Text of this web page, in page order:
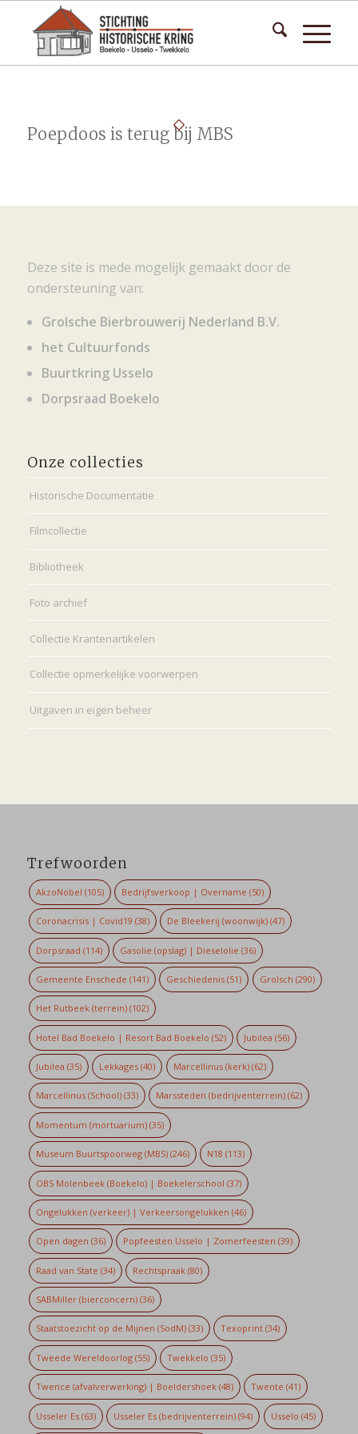
Poepdoos is terug bij MBS
Deze site is mede mogelijk gemaakt door de
ondersteuning van:
Grolsche Bierbrouwerij Nederland B.V.
het Cultuurfonds
Buurtkring Usselo
Dorpsraad Boekelo
Onze collecties
Historische Documentatie
Filmcollectie
Bibliotheek
Foto archief
Collectie Krantenartikelen
Collectie opmerkelijke voorwerpen
Uitgaven in eigen beheer
Trefwoorden
AkzoNobel (105) Bedrijfsverkoop | Overname (50)
Coronacrisis | Covid19 (38) De Bleekerij (woonwijk) (47)
Dorpsraad (114) Gasolie (opslag) | Dieselolie (36)
Gemeente Enschede (141) Geschiedenis (51) Grolsch (290)
Het Rutbeek (terrein)(102)
Hotel Bad Boekelo | Resort Bad Boekelo (52) Jubilea (56)
Jubilea (35) Lekkages (40) Marcellinus (kerk)(62)
Marcellinus (School)(33) Marssteden (bedrijventerrein) (62)
Momentum (mortuarium)(35)
Museum Buurtspoorweg (MBS)(246) N18 (113)
OBS Molenbeek (Boekelo) | Boekelerschool (37)
Ongelukken (verkeer) | Verkeersongelukken (46)
Open dagen (36) Popfeesten Usselo | Zomerfeesten (39)
Raad van State (34) Rechtspraak (80)
SABMiller (bierconcern)(36)
Staatstoezicht op de Mijnen (SodM)(33) Texoprint (34)
Tweede Wereldoorlog(55) Twekkelo (35)
Twence (afvalverwerking) | Boeldershoek(48) Twente (41)
Usseler Es(63) Usseler Es (bedrijventerrein) (94) Usselo (45)